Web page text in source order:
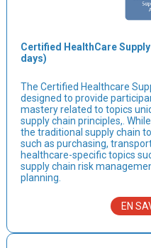
Certified HealthCare
days)
The Certified Healthcare
designed to provide
mastery related to topics
supply chain principles,.
the traditional supply chain
such as purchasing,
healthcare-specific topics
supply chain risk
planning.
EN